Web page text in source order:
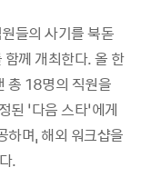
들의 사기를 북돋
께 개최한다. 올 한
총 18명의 직원을
된 ‘다음 스타’에게
하며, 해외 워크샵을
.